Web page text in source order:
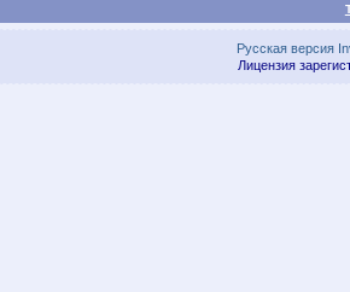
Русская версия
Лицензия